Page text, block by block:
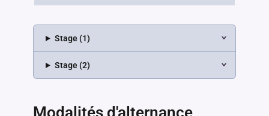
Stage (1)
Stage (2)
Modalités d'alternance